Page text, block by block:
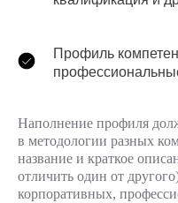
Профиль
Наполнение профиля
в методологии разных
название и краткое
отличить один от
корпоративных,